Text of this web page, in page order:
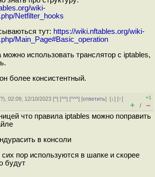
wiki-
Netfilter_hooks
тут: https://wiki.nftables.org/wiki-
Main_Page#Basic_operation
можно использовать транслятор с iptables,
более консистентный.
?), 02:09, 12/10/2023 [^] [^^] [^^^] [ответить][↓] [↑]
+1
+ / –
что правила iptables можно поправить
в консоли
пор используются в шапке и скорее
будут